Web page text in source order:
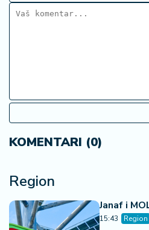
KOMENTARI (0)
Region
Janaf i
15:43 Region